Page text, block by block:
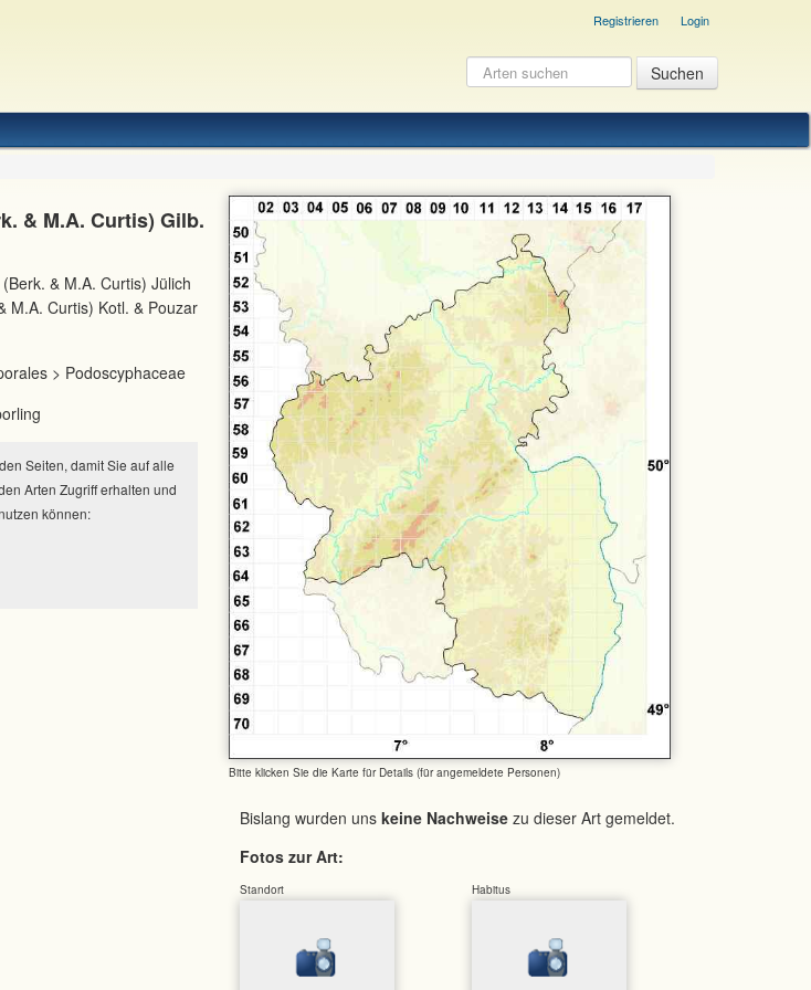
Registrieren Login
Bitte klicken Sie die Karte für Details (für angemeldete Personen)
Bislang wurden uns keine Nachweise zu dieser Art gemeldet.
Fotos zur Art:
Standort Habitus
& M.A. Curtis) Gilb.
& M.A. Curtis) Jülich
M.A. Curtis) Kotl. & Pouzar
> Podoscyphaceae
Seiten, damit Sie auf alle
Arten Zugriff erhalten und
können: